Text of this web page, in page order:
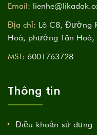
Email:
Địa chỉ: Lô C8, Đường
Hoà, phường Tân Hoà,
MST: 6001763728
Thông tin
Điều khoản sử dụng